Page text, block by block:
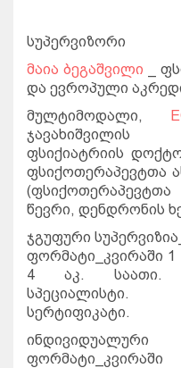
სუპერვიზორი
მაია ბეგაშვილი
და ევროპული
მულტიმოდალი,
ჯავახიშვილის
ფსიქიატრიის
ფსიქოთერაპევტთა
(ფსიქოთერაპევტთა
წევრი, დენდრონის
ჯგუფური სუპერვიზია
ფორმატი კვირაში 1
4
აკ. საათი.
სპეციალისტი.
სერტიფიკატი.
ინდივიდუალური
ფორმატი კვირაში